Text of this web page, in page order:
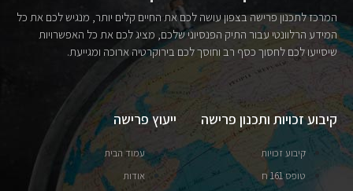
המרכז לתכנון פרישה בצפון עושה לכם את החיים קלים יותר, מנגיש לכם את כל
המידע הרלוונטי עבור התיק הפנסיוני שלכם, מציג לכם את כל האפשרויות
שיסייעו לכם לחסוך כסף רב וחוסך לכם בירוקרטיה ארוכה ומגייעת.
קיבוע זכויות ותכנון פרישה
קיבוע זכויות
טופס 161 ח
ייעוץ פרישה
עמוד הבית
אודות